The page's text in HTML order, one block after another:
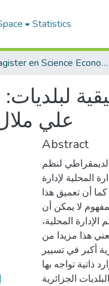
Statistics
Magister en Science Economique
علي
Abstract
لنظم
المحلية لإدارة
أن تعميق هذا
لا يمكن أن
المحلية،
هذا مزيدا من
أكبر في تسيير
ذاتية تواجه بها
الجزائرية